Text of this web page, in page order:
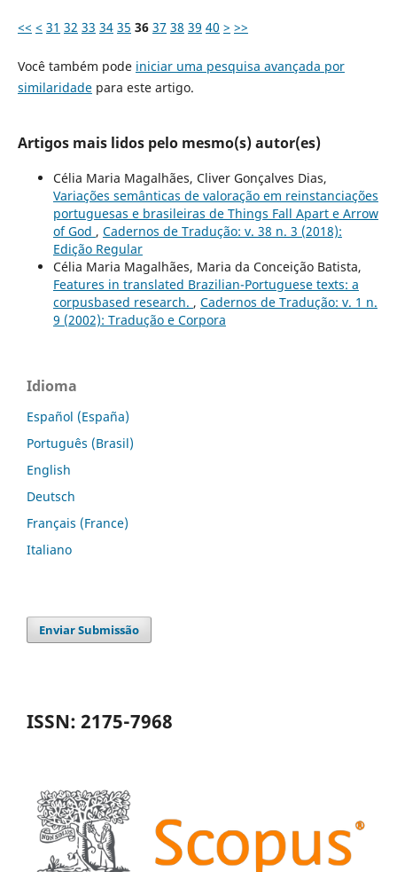
<< < 31 32 33 34 35 36 37 38 39 40 > >>
Você também pode iniciar uma pesquisa avançada por
similaridadepara este artigo.
Artigos mais lidos pelo mesmo(s) autor(es)
Célia Maria Magalhães, Cliver Gonçalves Dias,
Variações semânticas de valoração em reinstanciações
portuguesas e brasileiras de Things Fall Apart e Arrow
of God , Cadernos de Tradução: v. 38 n. 3 (2018):
Edição Regular
Célia Maria Magalhães, Maria da Conceição Batista,
Features in translated Brazilian-Portuguese texts: a
corpusbased research. , Cadernos de Tradução: v. 1 n.
9 (2002): Tradução e Corpora
Idioma
Español (España)
Português (Brasil)
English
Deutsch
Français (France)
Italiano
Enviar Submissão
ISSN: 2175-7968